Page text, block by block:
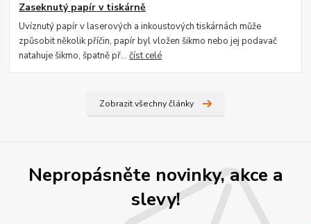
Zaseknutý papír v tiskárně
Uvíznutý papír v laserových a inkoustových tiskárnách může
způsobit několik příčin, papír byl vložen šikmo nebo jej podavač
natahuje šikmo, špatně př...číst celé
Zobrazit všechny články
Nepropásněte novinky, akce a
slevy!